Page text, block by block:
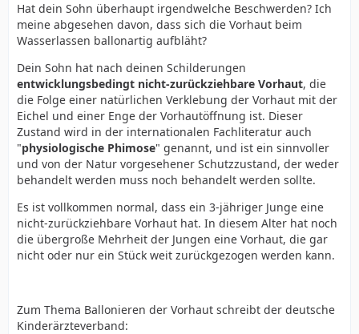
Hat dein Sohn überhaupt irgendwelche Beschwerden? Ich
meine abgesehen davon, dass sich die Vorhaut beim
Wasserlassen ballonartig aufbläht?
Dein Sohn hat nach deinen Schilderungen
entwicklungsbedingt nicht-zurückziehbare Vorhaut, die
die Folge einer natürlichen Verklebung der Vorhaut mit der
Eichel und einer Enge der Vorhautöffnung ist. Dieser
Zustand wird in der internationalen Fachliteratur auch
"physiologische Phimose" genannt, und ist ein sinnvoller
und von der Natur vorgesehener Schutzzustand, der weder
behandelt werden muss noch behandelt werden sollte.
Es ist vollkommen normal, dass ein 3-jähriger Junge eine
nicht-zurückziehbare Vorhaut hat. In diesem Alter hat noch
die übergroße Mehrheit der Jungen eine Vorhaut, die gar
nicht oder nur ein Stück weit zurückgezogen werden kann.
Zum Thema Ballonieren der Vorhaut schreibt der deutsche
Kinderärzteverband: